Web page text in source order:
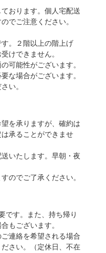
おります。個人宅配送
でご注意ください。
。２階以上の階上げ
けできません。
可能性がございます。
な場合がございます。
い。
を承りますが、確約は
承ることができませ
いたします。早朝・夜
のでご了承ください。
です。また、持ち帰り
もございます。
連絡を希望される場合
さい。（定休日、不在